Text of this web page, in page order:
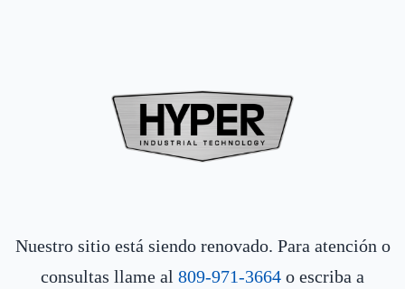
Nuestro sitio está siendo renovado. Para atención o
consultas llame al 809-971-3664 o escriba a